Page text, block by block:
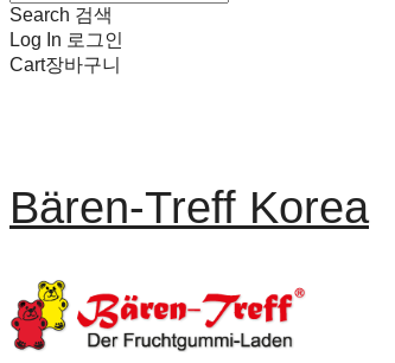
Search 검색
Log In 로그인
Cart장바구니
Bären-Treff Korea